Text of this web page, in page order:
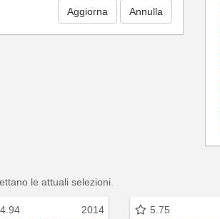
Aggiorna
le attuali selezioni.
4.94 2014 5.75